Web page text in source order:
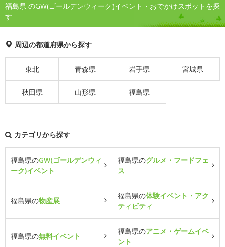
福島県 のGW(ゴールデンウィーク)イベント・おでかけスポットを探
す
周辺の都道府県から探す
東北 青森県 岩手県 宮城県
秋田県 山形県 福島県
カテゴリから探す
福島県のGW(ゴールデンウィ
ーク)イベント
福島県のグルメ・フードフェ
ス
福島県の物産展
福島県の体験イベント・アク
ティビティ
福島県の無料イベント
福島県のアニメ・ゲームイベ
ント